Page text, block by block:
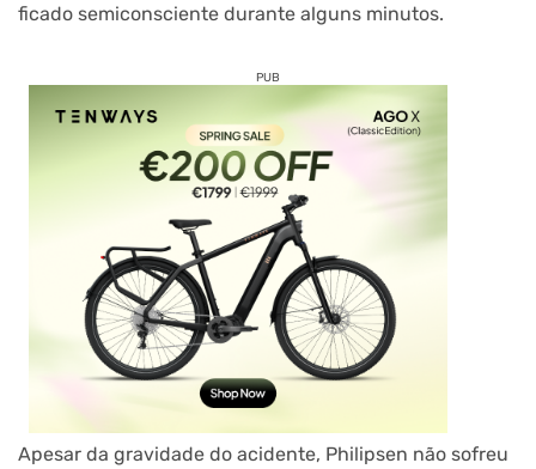
ficado semiconsciente durante alguns minutos.
PUB
Apesar da gravidade do acidente, Philipsen não sofreu